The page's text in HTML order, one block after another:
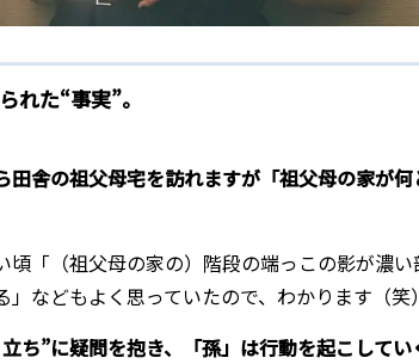
れた“事実”。
舎の祖父母宅を訪れますが「祖父母の家が
「（祖父母の家の）階段の端っこの影が濃
などもよく思っていたので、わかります（笑
ち”に疑問を抱き、「孫」は行動を起こして